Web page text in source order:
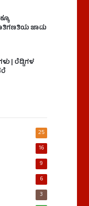
ಜಾಡು
| ರೆಡ್ಡಿಗಳ
25
16
9
6
3